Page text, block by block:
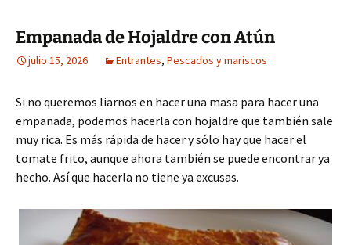
Empanada de Hojaldre con Atún
julio 15, 2026 Entrantes, Pescados y mariscos
Si no queremos liarnos en hacer una masa para hacer una
empanada, podemos hacerla con hojaldre que también sale
muy rica. Es más rápida de hacer y sólo hay que hacer el
tomate frito, aunque ahora también se puede encontrar ya
hecho. Así que hacerla no tiene ya excusas.